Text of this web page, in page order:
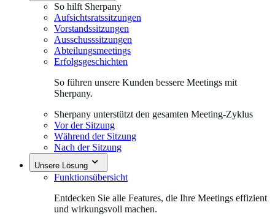
So hilft Sherpany
Aufsichtsratssitzungen
Vorstandssitzungen
Ausschusssitzungen
Abteilungsmeetings
Erfolgsgeschichten
So führen unsere Kunden bessere Meetings mit
Sherpany.
Sherpany unterstützt den gesamten Meeting-Zyklus
Vor der Sitzung
Während der Sitzung
Nach der Sitzung
Unsere Lösung
Funktionsübersicht
Entdecken Sie alle Features, die Ihre Meetings effizient
und wirkungsvoll machen.